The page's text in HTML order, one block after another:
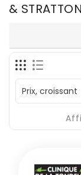
& STRATTON
Prix, croissant